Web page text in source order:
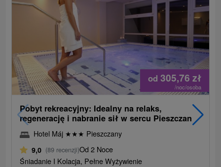
od 305,76zł
/noc/osoba
Pobyt rekreacyjny: Idealny na relaks,
regenerację i nabranie sił w sercu Pieszczan
Hotel Máj ★★★ Pieszczany
9,0 (89 recenzji)Od 2 Noce
Śniadanie I Kolacja, Pełne Wyżywienie